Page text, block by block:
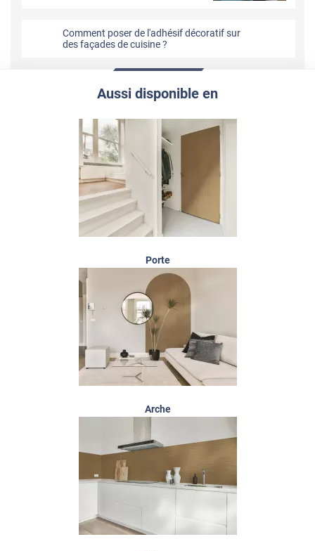
Comment poser de l'adhésif décoratif sur
des façades de cuisine ?
Aussi disponible en
Porte
Arche